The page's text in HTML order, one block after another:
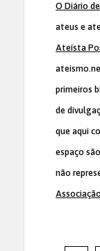
O Diário
ateus e
Ateísta
primeiros
de
que aqui
espaço
não